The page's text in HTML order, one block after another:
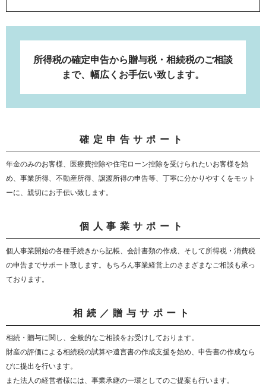
所得税の確定申告から贈与税・相続税のご相談
まで、幅広くお手伝い致します。
確定申告サポート
年金のみのお客様、医療費控除や住宅ローン控除を受けられたいお客様を始
め、事業所得、不動産所得、譲渡所得の申告等、丁寧に分かりやすくをモット
ーに、親切にお手伝い致します。
個人事業サポート
個人事業開始の各種手続きから記帳、会計書類の作成、そして所得税・消費税
の申告までサポート致します。もちろん事業経営上のさまざまなご相談も承っ
ております。
相続／贈与サポート
相続・贈与に関し、全般的なご相談をお受けしております。
財産の評価による相続税の試算や遺言書の作成支援を始め、申告書の作成なら
びに提出を行います。
また法人の経営者様には、事業承継の一環としてのご提案も行います。